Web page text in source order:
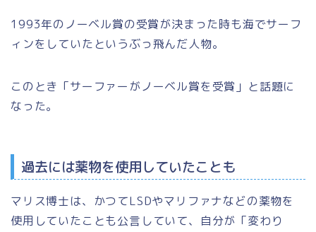
1993年のノーベル賞の受賞が決まった時も海でサーフ
ィンをしていたというぶっ飛んだ人物。
このとき 「サーファーがノーベル賞を受賞」 と話題に
なった。
過去には薬物を使用していたことも
マリス博士は、かつてLSDやマリファナなどの薬物を
使用していたことも公言していて、自分が 「変わり